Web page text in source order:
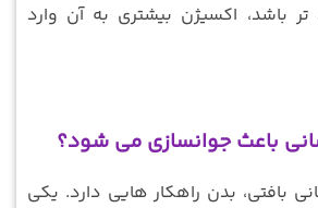
باشد، اکسیژن بیشتری به آن وارد
باعث جوانسازی می‌ شود؟
بافتی، بدن راهکار هایی دارد. یکی